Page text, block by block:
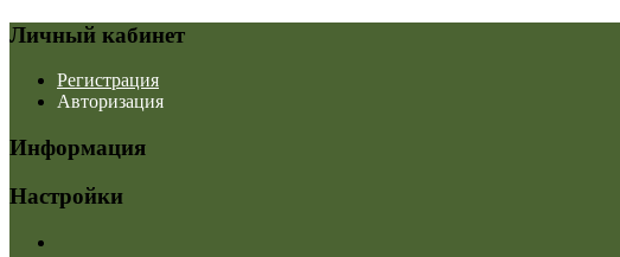
Личный кабинет
Регистрация
Авторизация
Информация
Настройки